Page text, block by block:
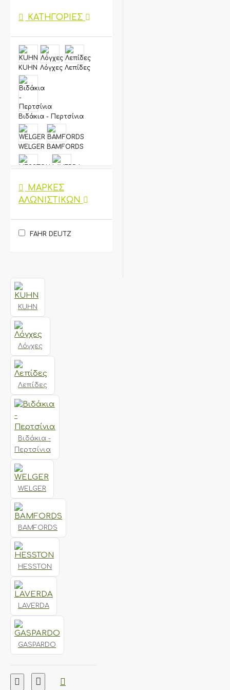
ΚΑΤΗΓΟΡΊΕΣ
KUHN Λόγχες Λεπίδες
Βιδάκια - Περτσίνια
WELGER BAMFORDS
ΜΆΡΚΕΣ
ΑΛΩΝΙΣΤΙΚΏΝ
FAHR DEUTZ
KUHN
Λόγχες
Λεπίδες
Βιδάκια -
Περτσίνια
WELGER
BAMFORDS
HESSTON
LAVERDA
GASPARDO